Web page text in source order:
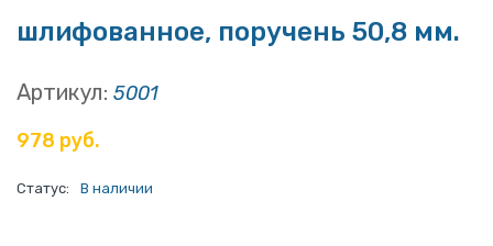
шлифованное, поручень 50,8 мм.
Артикул: 5001
978 руб.
Статус: В наличии